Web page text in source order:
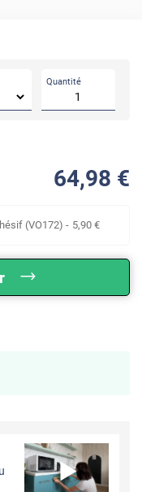
Quantité
64,98 €
(VO172) - 5,90 €